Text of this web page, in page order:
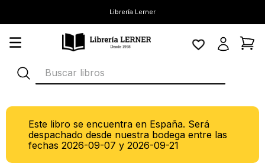
Librería Lerner
Buscar libros
Este libro se encuentra en España. Será
despachado desde nuestra bodega entre las
fechas2026-09-07 y2026-09-21